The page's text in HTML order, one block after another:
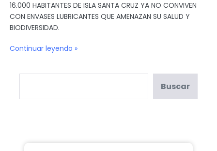
16.000 HABITANTES DE ISLA SANTA CRUZ YA NO CONVIVEN
CON ENVASES LUBRICANTES QUE AMENAZAN SU SALUD Y
BIODIVERSIDAD.
Continuar leyendo »
Buscar